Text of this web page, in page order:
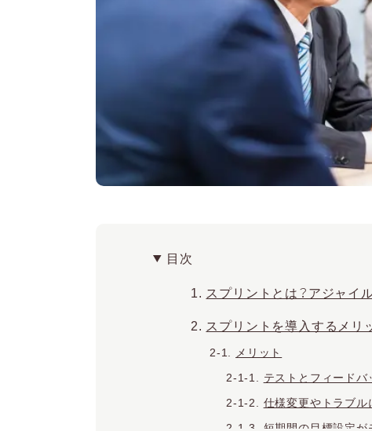
目次
スプリントとは？アジャイ
スプリントを導入するメリ
メリット
テストとフィードバ
仕様変更やトラブル
短期間の目標設定が